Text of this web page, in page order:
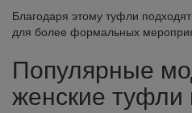
Благодаря этому туфли
для более формальных
Популярные
женские туфли